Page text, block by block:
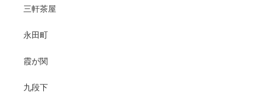
三軒茶屋
永田町
霞が関
九段下